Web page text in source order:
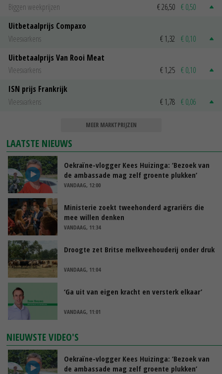
Biggen weekprijzen € 26,50 € 0,50
Uitbetaalprijs Compaxo
Vleesvarkens
€ 1,32 € 0,10
Uitbetaalprijs Van Rooi Meat
Vleesvarkens
€ 1,25 € 0,10
ISN prijs Frankrijk
Vleesvarkens
€ 1,78 € 0,06
MEER MARKTPRIJZEN
LAATSTE NIEUWS
Oekraïne-vlogger Kees Huizinga: ‘Bezoek van
de ambassade mag zelf groente plukken’
VANDAAG, 12:00
Ministerie zoekt tweehonderd agrariërs die
mee willen denken
VANDAAG, 11:34
Droogte zet Britse melkveehouderij onder druk
VANDAAG, 11:04
‘Ga uit van eigen kracht en versterk elkaar’
VANDAAG, 11:01
NIEUWSTE VIDEO'S
Oekraïne-vlogger Kees Huizinga: ‘Bezoek van
de ambassade mag zelf groente plukken’